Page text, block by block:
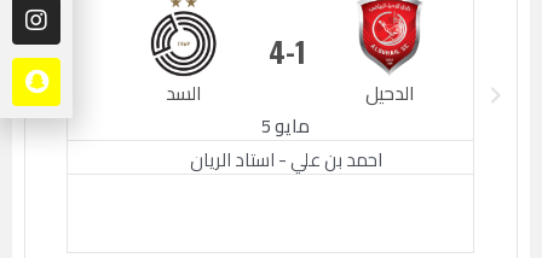
الدحيل
1
السد
4
مايو 5
احمد بن علي - استاد الريان